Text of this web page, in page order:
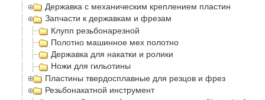
Державка с механическим креплением пластин
Запчасти к державкам и фрезам
Клупп резьбонарезной
Полотно машинное мех полотно
Державка для накатки и ролики
Ножи для гильотины
Пластины твердосплавные для резцов и фрез
Резьбонакатной инструмент